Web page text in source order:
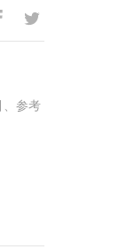
参考